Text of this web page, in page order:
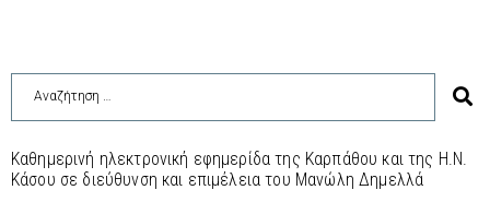
Καθημερινή ηλεκτρονική εφημερίδα της Καρπάθου και της Η.Ν.
Κάσου σε διεύθυνση και επιμέλεια του Μανώλη Δημελλά